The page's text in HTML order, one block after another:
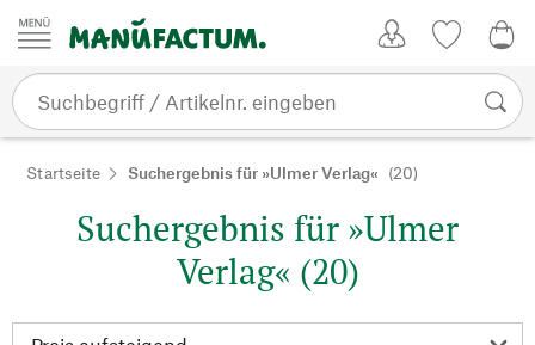
Zum Inhalt springen
Startseite Suchergebnis für »Ulmer Verlag« (20)
Suchergebnis für »Ulmer
Verlag« (20)